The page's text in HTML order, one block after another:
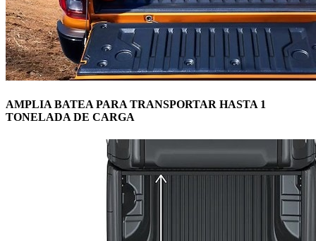
AMPLIA BATEA PARA TRANSPORTAR HASTA 1
TONELADA DE CARGA